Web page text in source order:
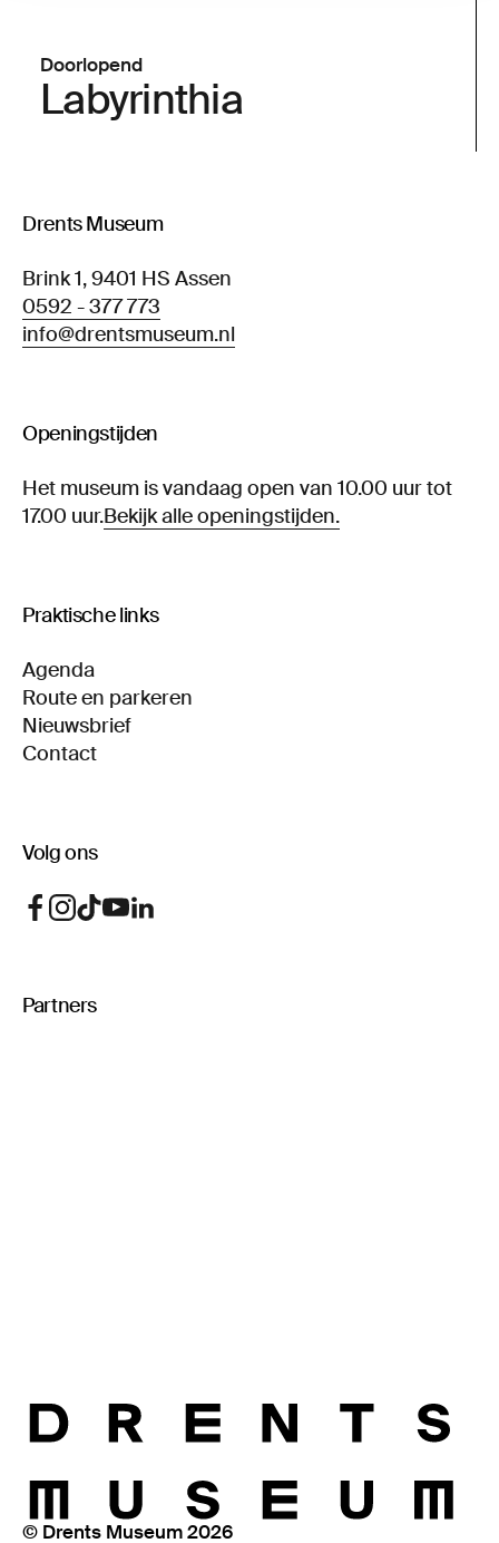
Doorlopend
Labyrinthia
Drents Museum
Brink 1, 9401 HS Assen
0592 - 377 773
info@drentsmuseum.nl
Openingstijden
Het museum is vandaag open van 10.00 uur tot
17.00 uur.Bekijk alle openingstijden.
Praktische links
Agenda
Route en parkeren
Nieuwsbrief
Contact
Volg ons
Partners
© Drents Museum 2026